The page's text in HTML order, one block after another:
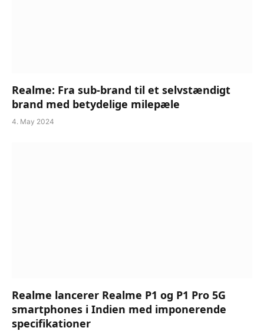
Realme: Fra sub-brand til et selvstændigt
brand med betydelige milepæle
4. May 2024
Realme lancerer Realme P1 og P1 Pro 5G
smartphones i Indien med imponerende
specifikationer